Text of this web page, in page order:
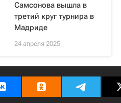
Самсонова вышла в
третий круг турнира в
Мадриде
24 апреля 2025